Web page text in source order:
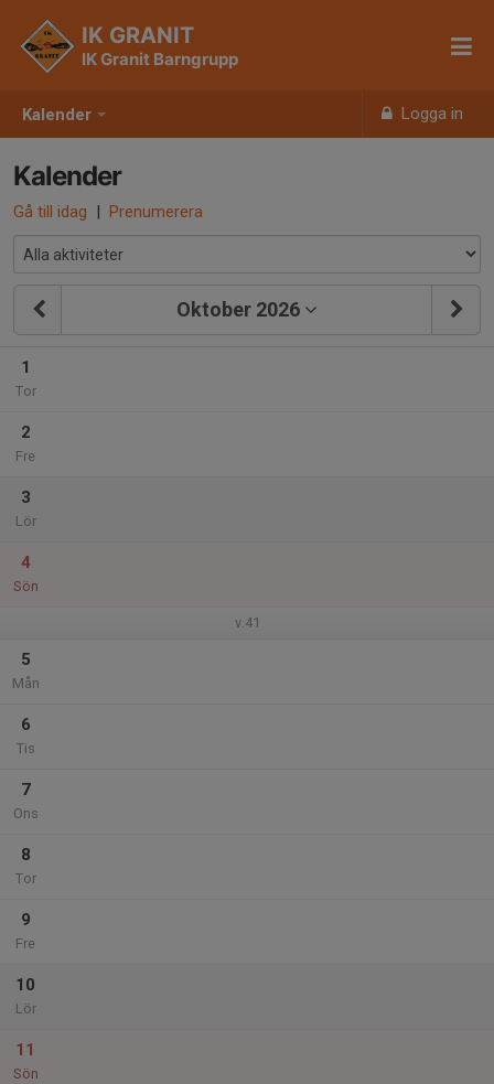
Kalender Logga in
IK GRANIT
IK Granit Barngrupp
Kalender
Gå till idag | Prenumerera
Oktober 2026
1
Tor
2
Fre
3
Lör
4
Sön
v.41
5
Mån
6
Tis
7
Ons
8
Tor
9
Fre
10
Lör
11
Sön